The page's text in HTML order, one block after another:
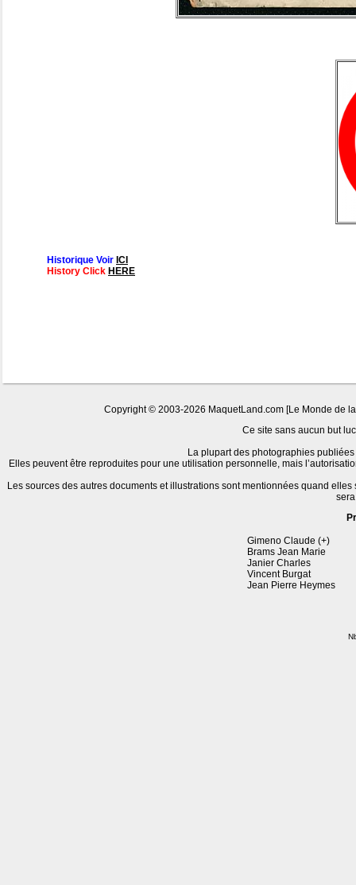
Historique Voir ICI
History Click HERE
Copyright © 2003-2026 MaquetLand.com [Le Monde de
Ce site sans aucun but
La plupart des photographies
Elles peuvent être reproduites pour une utilisation personnelle, mais
Les sources des autres documents et illustrations sont mentionnées quand
Gimeno Claude (+)
Brams Jean Marie
Janier Charles
Vincent Burgat
Jean Pierre Heymes